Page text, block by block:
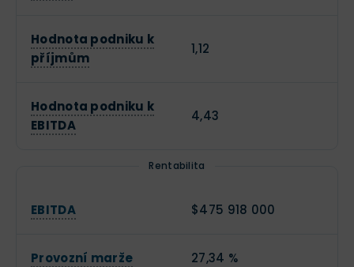
Hodnota podniku k
příjmům
1,12
Hodnota podniku k
EBITDA
4,43
Rentabilita
EBITDA $475 918 000
Provozní marže 27,34 %